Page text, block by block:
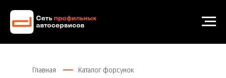
Каталог форсунок
Главная